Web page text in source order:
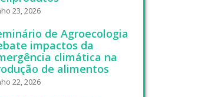
23, 2026
de Agroecologia
impactos da
climática na
de alimentos
22, 2026